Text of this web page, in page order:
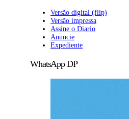
Versão digital (flip)
Versão impressa
Assine o Diario
Anuncie
Expediente
WhatsApp DP